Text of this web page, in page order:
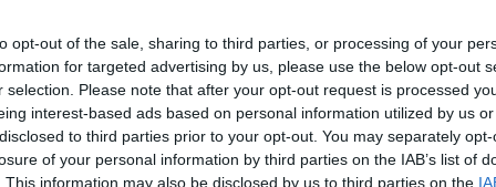
opt-out of the sale, sharing to third parties, or processing of your
for targeted advertising by us, please use the below opt-out
selection. Please note that after your opt-out request is processed
interest-based ads based on personal information utilized by us
to third parties prior to your opt-out. You may separately
of your personal information by third parties on the IAB’s list of
This information may also be disclosed by us to third parties on the
provoz sportovního kanálu Viasat Sport
programové schéma a přestane vysílat
pořadů bude vysílat jiné pořady související
vysílá na ukrajinském trhu.
mediální společnost, která provozuje